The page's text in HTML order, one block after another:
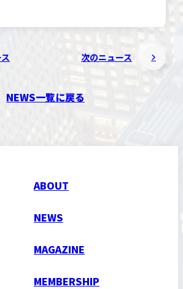
次のニュース
NEWS一覧に戻る
ABOUT
NEWS
MAGAZINE
MEMBERSHIP